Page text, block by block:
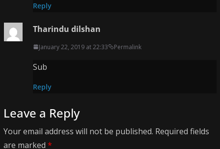
Reply
Tharindu dilshan
January 22, 2019 at 22:33 Permalink
Sub
Reply
Leave a Reply
Your email address will not be published. Required fields
are marked *